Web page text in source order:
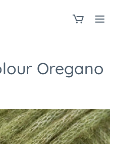
Oregano